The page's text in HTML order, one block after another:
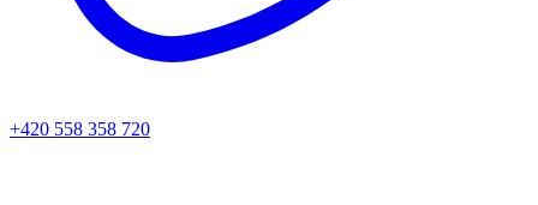
+420 558 358 720